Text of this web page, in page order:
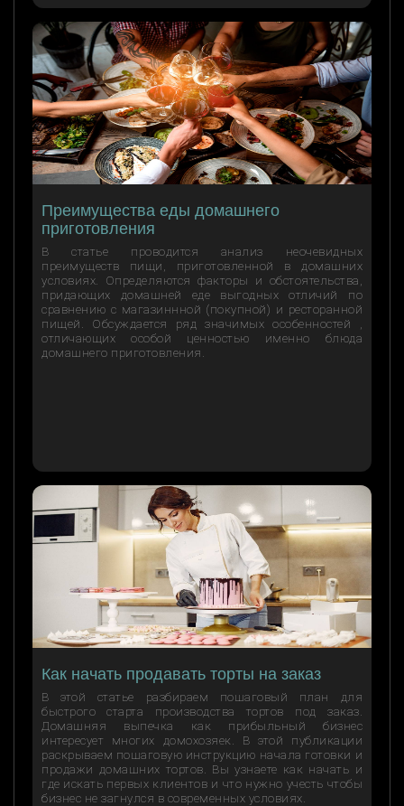
Преимущества еды домашнего
приготовления
В статье проводится анализ неочевидных
преимуществ пищи, приготовленной в домашних
условиях. Определяются факторы и обстоятельства,
придающих домашней еде выгодных отличий по
сравнению с магазиннной (покупной) и ресторанной
пищей. Обсуждается ряд значимых особенностей ,
отличающих особой ценностью именно блюда
домашнего приготовления.
Как начать продавать торты на заказ
В этой статье разбираем пошаговый план для
быстрого старта производства тортов под заказ.
Домашняя выпечка как прибыльный бизнес
интересует многих домохозяек. В этой публикации
раскрываем пошаговую инструкцию начала готовки и
продажи домашних тортов. Вы узнаете как начать и
где искать первых клиентов и что нужно учесть чтобы
бизнес не загнулся в современных условиях.